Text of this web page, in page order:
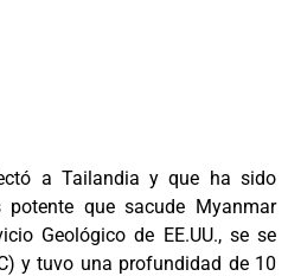
a Tailandia y que ha sido
que sacude Myanmar
Geológico de EE.UU., se se
y tuvo una profundidad de 10